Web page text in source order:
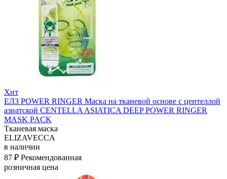
Хит
ЕЛЗ POWER RINGER Маска на тканевой основе с центеллой
азиатской CENTELLA ASIATICA DEEP POWER RINGER
MASK PACK
Тканевая маска
ELIZAVECCA
в наличии
87 ₽ Рекомендованная
розничная цена